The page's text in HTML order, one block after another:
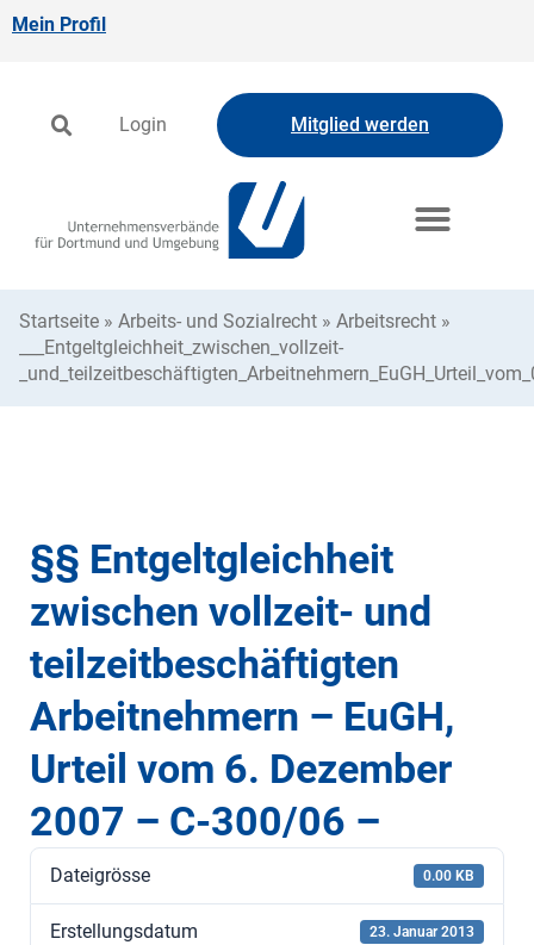
Mein Profil
Login Mitglied werden
Startseite » Arbeits- und Sozialrecht » Arbeitsrecht »
___Entgeltgleichheit_zwischen_vollzeit-
§§ Entgeltgleichheit
zwischen vollzeit- und
teilzeitbeschäftigten
Arbeitnehmern – EuGH,
Urteil vom 6. Dezember
2007 – C-300/06 –
Dateigrösse 0.00 KB
Erstellungsdatum 23. Januar 2013